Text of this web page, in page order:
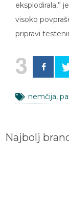
eksplodirala,”
visoko
pripravi
3
nemčija,
Najbolj